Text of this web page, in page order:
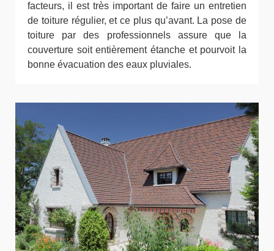
facteurs, il est très important de faire un entretien
de toiture régulier, et ce plus qu’avant. La pose de
toiture par des professionnels assure que la
couverture soit entièrement étanche et pourvoit la
bonne évacuation des eaux pluviales.